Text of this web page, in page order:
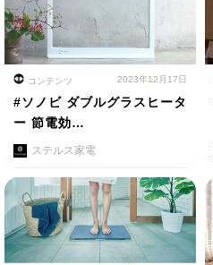
コンテンツ 2023年12月17日
#ソノビ ダブルグラスヒータ
ー 節電効…
ステルス家電